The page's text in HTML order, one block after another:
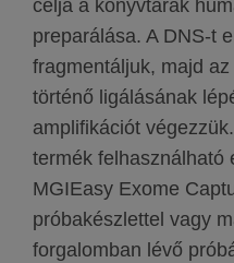
célja a könyvtárak
preparálása. A DNS-t
fragmentáljuk, majd
történő ligálásának
amplifikációt
termék felhasználható
MGIEasy Exome
próbakészlettel vagy
forgalomban lévő